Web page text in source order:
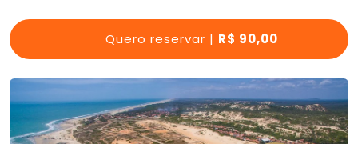
Quero reservar | R$ 90,00